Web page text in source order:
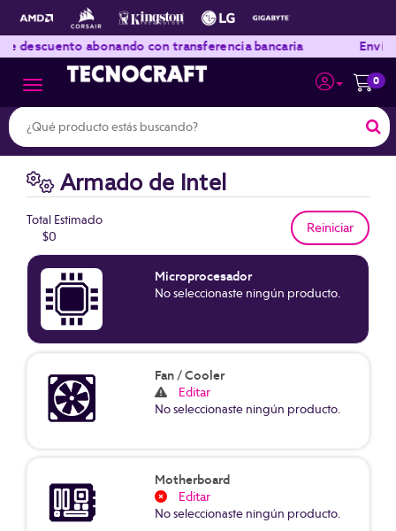
0
Toggle navigation
abonando con transferencia bancaria Envíos a
Armado de Intel
Total Estimado
$0
Microprocesador
No seleccionaste ningún producto.
Fan / Cooler
Editar
No seleccionaste ningún producto.
Motherboard
Editar
No seleccionaste ningún producto.